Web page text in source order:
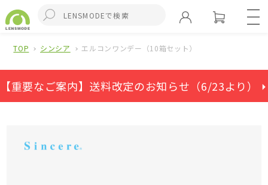
TOP シンシア エルコンワンデー（10箱セット）
【重要なご案内】送料改定のお知らせ（6/23より） ⏵